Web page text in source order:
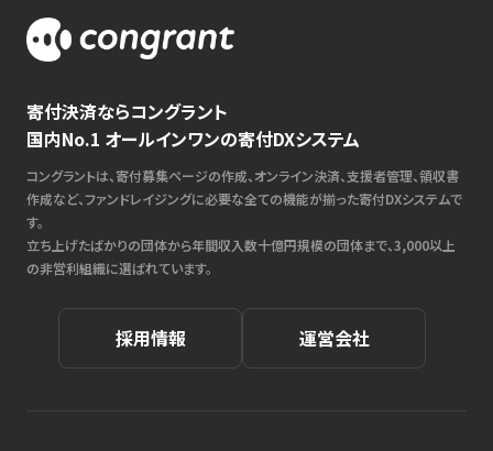
寄付決済ならコングラント
国内No.1 オールインワンの寄付DXシステム
コングラントは、寄付募集ページの作成、オンライン決済、支援者管理、領収書
作成など、ファンドレイジングに必要な全ての機能が揃った寄付DXシステムで
す。
立ち上げたばかりの団体から年間収入数十億円規模の団体まで、3,000以上
の非営利組織に選ばれています。
採用情報 運営会社